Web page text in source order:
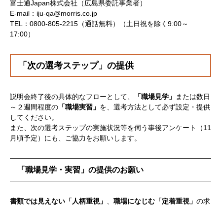
富士通Japan株式会社（広島県委託事業者）
E-mail：iju-qa@morris.co.jp
TEL：0800-805-2215（通話無料）（土日祝を除く9:00～
17:00）
「次の選考ステップ」の提供
説明会終了後の具体的なフローとして、 「職場見学」 または数日
～２週間程度の 「職場実習」 を、選考方法として必ず設定・提供
してください。
また、次の選考ステップの実施状況等を伺う事後アンケート（11
月頃予定）にも、ご協力をお願いします。
「職場見学・実習」の提供のお願い
書類では見えない「人柄重視」 、 職場になじむ「定着重視」 の求